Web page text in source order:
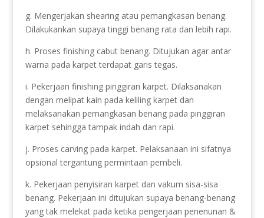
g. Mengerjakan shearing atau pemangkasan benang.
Dilakukankan supaya tinggi benang rata dan lebih rapi.
h. Proses finishing cabut benang. Ditujukan agar antar
warna pada karpet terdapat garis tegas.
i. Pekerjaan finishing pinggiran karpet. Dilaksanakan
dengan melipat kain pada keliling karpet dan
melaksanakan pemangkasan benang pada pinggiran
karpet sehingga tampak indah dan rapi.
j. Proses carving pada karpet. Pelaksanaan ini sifatnya
opsional tergantung permintaan pembeli.
k. Pekerjaan penyisiran karpet dan vakum sisa-sisa
benang. Pekerjaan ini ditujukan supaya benang-benang
yang tak melekat pada ketika pengerjaan penenunan &